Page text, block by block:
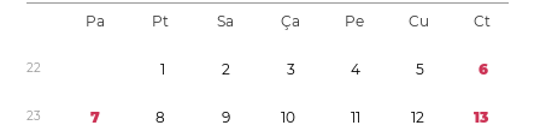
Pa Pt Sa Ça Pe Cu Ct
22 1 2 3 4 5 6
23 7 8 9 10 11 12 13